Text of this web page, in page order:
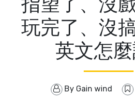
玩完了、沒
英文怎
By Gain wind